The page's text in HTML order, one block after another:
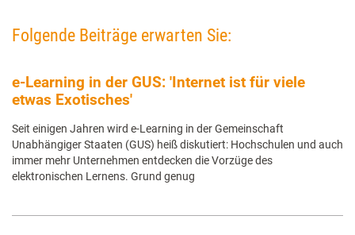
Folgende Beiträge erwarten Sie:
e-Learning in der GUS: 'Internet ist für viele
etwas Exotisches'
Seit einigen Jahren wird e-Learning in der Gemeinschaft
Unabhängiger Staaten (GUS) heiß diskutiert: Hochschulen und auch
immer mehr Unternehmen entdecken die Vorzüge des
elektronischen Lernens. Grund genug